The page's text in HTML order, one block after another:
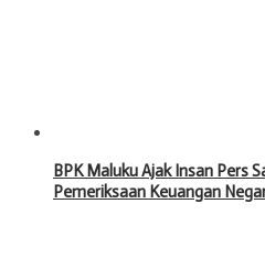
BPK Maluku Ajak Insan Pers
Pemeriksaan Keuangan